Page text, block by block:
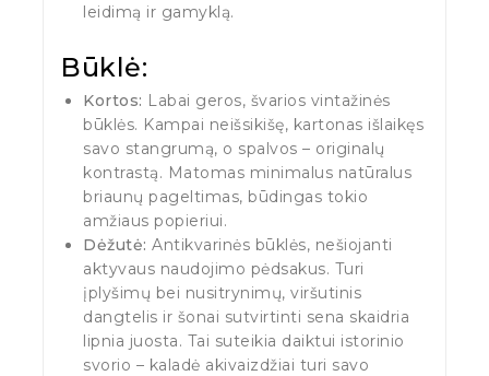
leidimą ir gamyklą.
Būklė:
Kortos: Labai geros, švarios vintažinės
būklės. Kampai neišsikišę, kartonas išlaikęs
savo stangrumą, o spalvos – originalų
kontrastą. Matomas minimalus natūralus
briaunų pageltimas, būdingas tokio
amžiaus popieriui.
Dėžutė: Antikvarinės būklės, nešiojanti
aktyvaus naudojimo pėdsakus. Turi
įplyšimų bei nusitrynimų, viršutinis
dangtelis ir šonai sutvirtinti sena skaidria
lipnia juosta. Tai suteikia daiktui istorinio
svorio – kaladė akivaizdžiai turi savo